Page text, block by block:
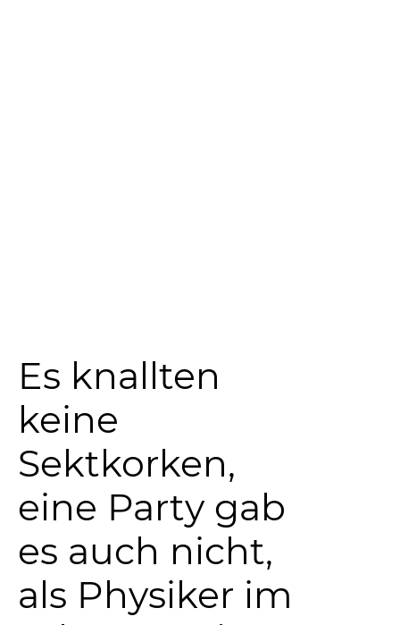
Es knallten
keine
Sektkorken,
eine Party gab
es auch nicht,
als Physiker im